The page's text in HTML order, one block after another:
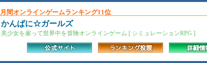
月間オンラインゲームランキング11位
かんぱに☆ガールズ
美少女を雇って世界中を冒険オンラインゲーム [ シミュレーションRPG ]